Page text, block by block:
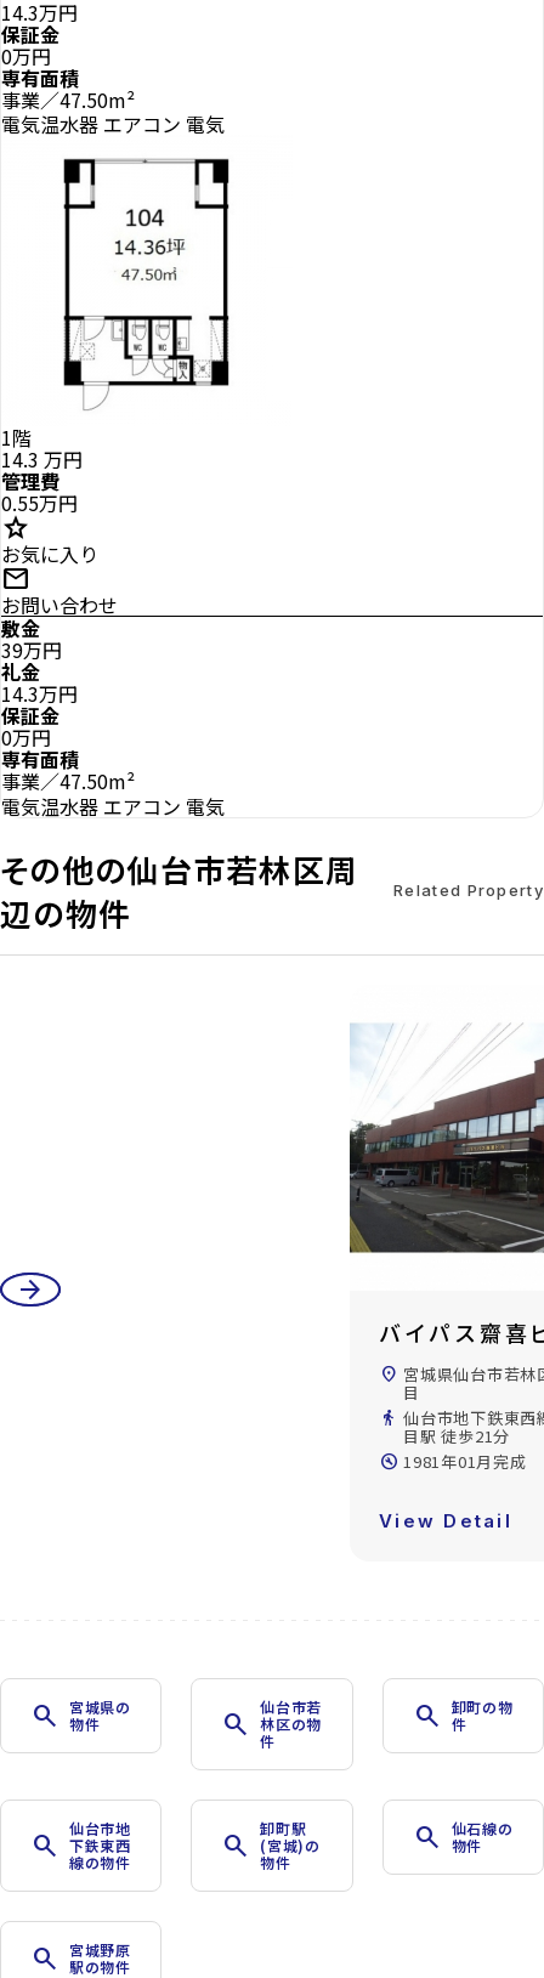
14.3万円
保証金
0万円
専有面積
事業／47.50m²
電気温水器 エアコン 電気
1階
14.3 万円
管理費
0.55万円
star
お気に入り
mail
お問い合わせ
敷金
39万円
礼金
14.3万円
保証金
0万円
専有面積
事業／47.50m²
電気温水器 エアコン 電気
その他の仙台市若林区周
辺の物件
Related Property
arrow_back
arrow_forward
卸町斎喜ビル
location_on 宮城県仙台市若林
目
directions_walk 仙台市地下鉄東西
目駅 徒歩14分
build_circle 1984年07月完成
View Detail
search
宮城県の
物件
search
仙台市若
林区の物
件
search
卸町の物
件
search
仙台市地
下鉄東西
線の物件
search
卸町駅
(宮城)の
物件
search
仙石線の
物件
search
宮城野原
駅の物件